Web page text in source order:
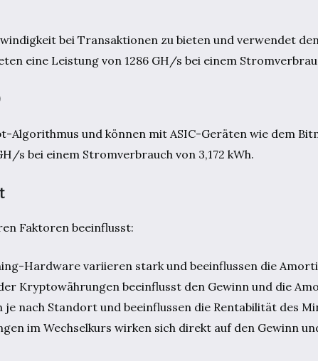
bei Transaktionen zu bieten und verwendet
eine Leistung von 1286 GH/s bei einem
Algorithmus und können mit ASIC-Geräten wie dem
s bei einem Stromverbrauch von 3,172 kWh.
Faktoren beeinflusst:
Hardware variieren stark und beeinflussen die
Kryptowährungen beeinflusst den Gewinn und die
nach Standort und beeinflussen die Rentabilität des
im Wechselkurs wirken sich direkt auf den Gewinn